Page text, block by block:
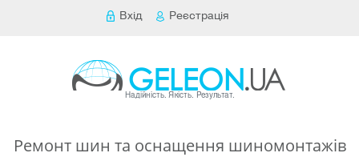
Вхід Реєстрація
Ремонт шин та оснащення шиномонтажів